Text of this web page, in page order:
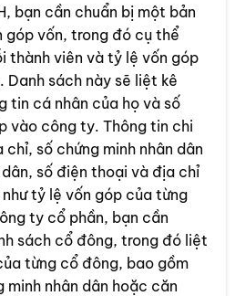
bạn cần chuẩn bị một bản
góp vốn, trong đó cụ thể
thành viên và tỷ lệ vốn góp
sách này sẽ liệt kê
tin cá nhân của họ và số
vào công ty. Thông tin chi
số chứng minh nhân dân
số điện thoại và địa chỉ
tỷ lệ vốn góp của từng
ty cổ phần, bạn cần
sách cổ đông, trong đó liệt
từng cổ đông, bao gồm
nhân dân hoặc căn